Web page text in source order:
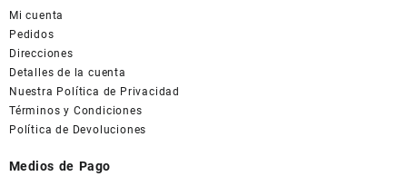
Mi cuenta
Pedidos
Direcciones
Detalles de la cuenta
Nuestra Política de Privacidad
Términos y Condiciones
Política de Devoluciones
Medios de Pago